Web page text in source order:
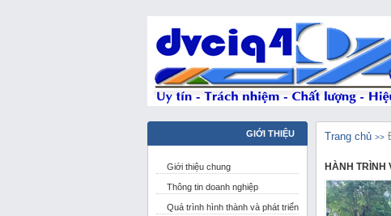
GIỚI THIỆU
Giới thiệu chung
Thông tin doanh nghiệp
Quá trình hình thành và phát triển
Trang chủ >>
HÀNH TRÌNH